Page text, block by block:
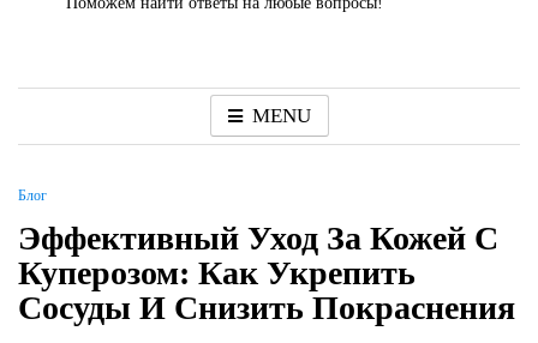
MENU
Блог
Эффективный Уход За Кожей С
Куперозом: Как Укрепить
Сосуды И Снизить Покраснения